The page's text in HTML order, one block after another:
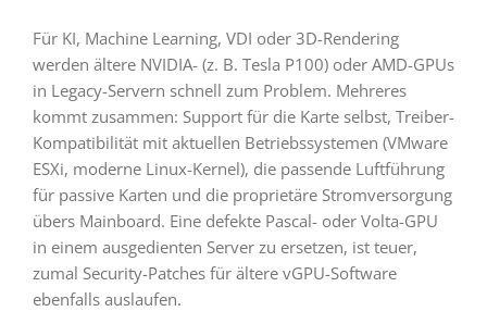
Für KI, Machine Learning, VDI oder 3D-Rendering
werden ältere NVIDIA- (z. B. Tesla P100) oder AMD-GPUs
in Legacy-Servern schnell zum Problem. Mehreres
kommt zusammen: Support für die Karte selbst, Treiber-
Kompatibilität mit aktuellen Betriebssystemen (VMware
ESXi, moderne Linux-Kernel), die passende Luftführung
für passive Karten und die proprietäre Stromversorgung
übers Mainboard. Eine defekte Pascal- oder Volta-GPU
in einem ausgedienten Server zu ersetzen, ist teuer,
zumal Security-Patches für ältere vGPU-Software
ebenfalls auslaufen.